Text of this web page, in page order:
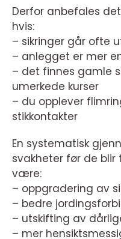
Derfor anbefales
hvis:
– sikringer går ofte
– anlegget er mer
– det finnes gamle
umerkede kurser
– du opplever
stikkontakter
En systematisk
svakheter før de blir
være:
– oppgradering av
– bedre
– utskifting av
– mer